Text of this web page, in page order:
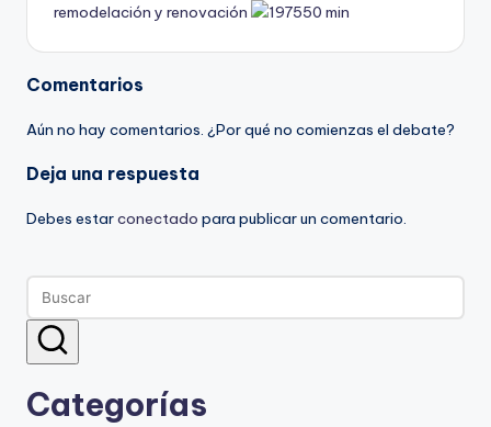
remodelación y renovación
Comentarios
Aún no hay comentarios. ¿Por qué no comienzas el debate?
Deja una respuesta
Debes estarconectado para publicar un comentario.
Categorías